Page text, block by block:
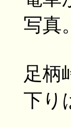
写真。
足柄
下り